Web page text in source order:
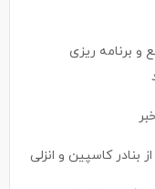
برنامه ریزی